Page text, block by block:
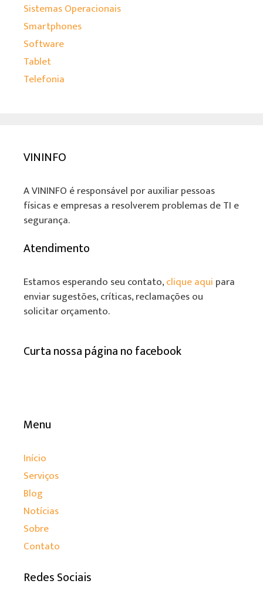
Sistemas Operacionais
Smartphones
Software
Tablet
Telefonia
VININFO
A VININFO é responsável por auxiliar pessoas
físicas e empresas a resolverem problemas de TI e
segurança.
Atendimento
Estamos esperando seu contato,clique aqui para
enviar sugestões, críticas, reclamações ou
solicitar orçamento.
Curta nossa página no facebook
Menu
Início
Serviços
Blog
Notícias
Sobre
Contato
Redes Sociais